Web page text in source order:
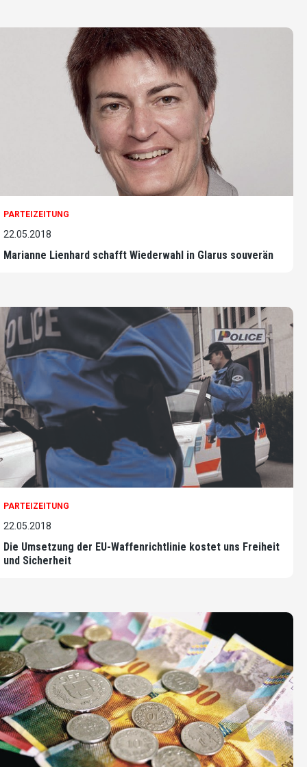
PARTEIZEITUNG
22.05.2018
Marianne Lienhard schafft Wiederwahl in Glarus souverän
PARTEIZEITUNG
22.05.2018
Die Umsetzung der EU-Waffenrichtlinie kostet uns Freiheit
und Sicherheit